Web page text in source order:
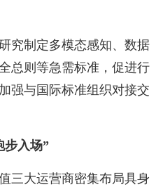
究制定多模态感知、数据
总则等急需标准，促进行
强与国际标准组织对接交
步入场”
三大运营商密集布局具身